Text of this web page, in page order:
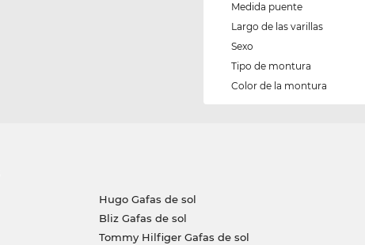
Medida puente
Largo de las varillas
Sexo
Tipo de montura
Color de la montura
Hugo Gafas de sol
Bliz Gafas de sol
Tommy Hilfiger Gafas de sol